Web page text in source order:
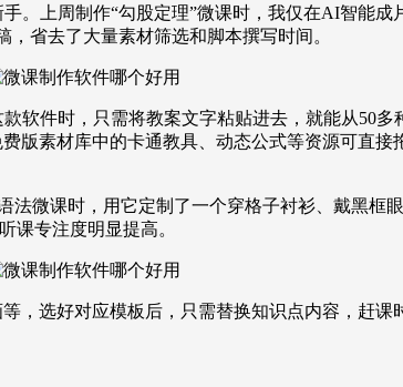
上周制作“勾股定理”微课时，我仅在AI智能成
省去了大量素材筛选和脚本撰写时间。
件时，只需将教案文字粘贴进去，就能从50
素材库中的卡通教具、动态公式等资源可直接
微课时，用它定制了一个穿格子衬衫、戴黑框
课专注度明显提高。
，选好对应模板后，只需替换知识点内容，赶